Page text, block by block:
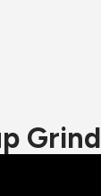
Grind